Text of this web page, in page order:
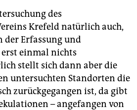
des
Krefeld natürlich auch,
der Erfassung und
einmal nichts
stellt sich dann aber die
untersuchten Standorten die
zurückgegangen ist, da gibt
– angefangen von